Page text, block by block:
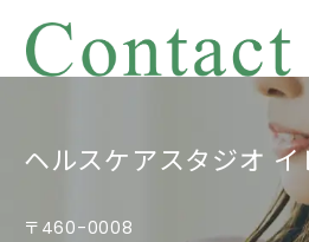
ヘルスケアスタジオ イ
〒460-0008